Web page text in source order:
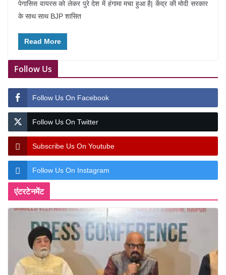
पेगासिस वायरस को लेकर पुरे देश में हंगामा मचा हुआ है| केंद्र की मोदी सरकार
के साथ साथ BJP शासित
Read More
Follow Us
Follow Us On Facebook
Follow Us On Twitter
Subscribe Us On Youtube
Follow Us On Instagram
एंटरटेनमेंट